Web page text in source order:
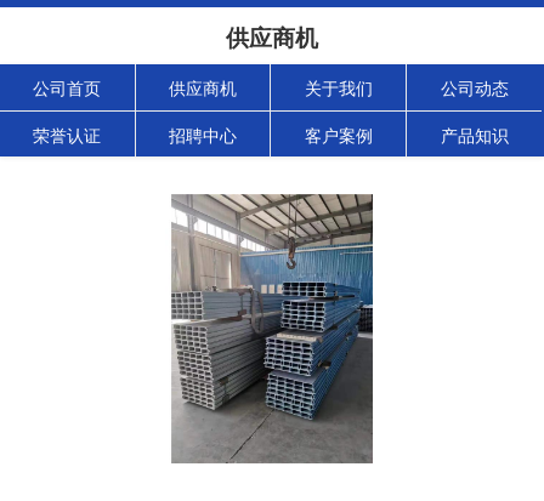
供应商机
公司首页 供应商机 关于我们 公司动态
荣誉认证 招聘中心 客户案例 产品知识